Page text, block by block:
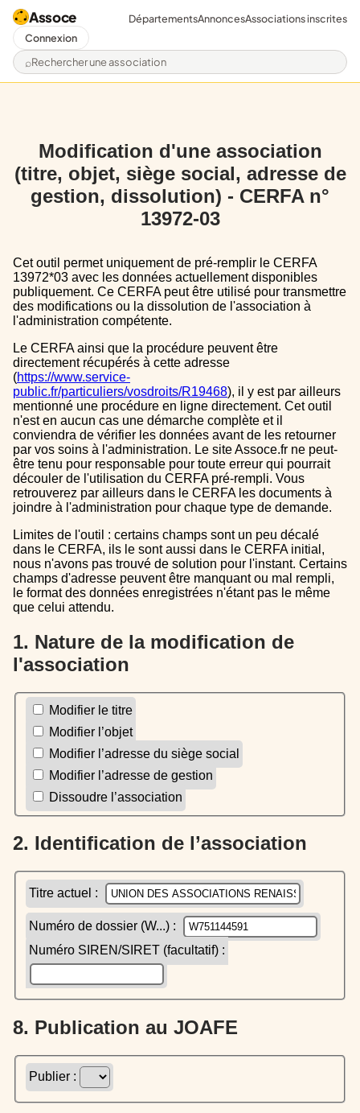
Assoce
Rechercher une association
DépartementsAnnoncesAssociations inscrites
Connexion
Modification d'une association
(titre, objet, siège social, adresse de
gestion, dissolution) - CERFA n°
13972-03
Cet outil permet uniquement de pré-remplir le CERFA
13972*03 avec les données actuellement disponibles
publiquement. Ce CERFA peut être utilisé pour transmettre
des modifications ou la dissolution de l'association à
l'administration compétente.
Le CERFA ainsi que la procédure peuvent être
directement récupérés à cette adresse
(https://www.service-
public.fr/particuliers/vosdroits/R19468), il y est par ailleurs
mentionné une procédure en ligne directement. Cet outil
n'est en aucun cas une démarche complète et il
conviendra de vérifier les données avant de les retourner
par vos soins à l'administration. Le site Assoce.fr ne peut-
être tenu pour responsable pour toute erreur qui pourrait
découler de l'utilisation du CERFA pré-rempli. Vous
retrouverez par ailleurs dans le CERFA les documents à
joindre à l'administration pour chaque type de demande.
Limites de l'outil : certains champs sont un peu décalé
dans le CERFA, ils le sont aussi dans le CERFA initial,
nous n'avons pas trouvé de solution pour l'instant. Certains
champs d'adresse peuvent être manquant ou mal rempli,
le format des données enregistrées n'étant pas le même
que celui attendu.
1. Nature de la modification de
l'association
Modifier le titre
Modifier l’objet
Modifier l’adresse du siège social
Modifier l’adresse de gestion
Dissoudre l’association
2. Identification de l’association
Titre actuel :
Numéro de dossier (W...) :
Numéro SIREN/SIRET (facultatif) :
8. Publication au JOAFE
Publier :